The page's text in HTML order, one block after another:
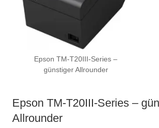
Epson TM-T20III-Series –
günstiger Allrounder
Epson TM-T20III-Series –
Allrounder